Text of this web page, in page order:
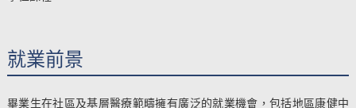
就業前景
畢業生在社區及基層醫療範疇擁有廣泛的就業機會，包括地區康健中